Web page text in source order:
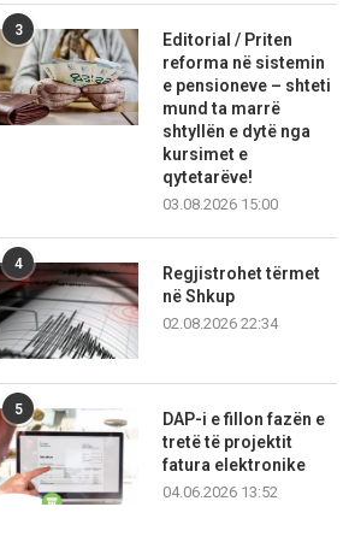
3
Editorial / Priten
reforma në sistemin
e pensioneve – shteti
mund ta marrë
shtyllën e dytë nga
kursimet e
qytetarëve!
03.08.2026 15:00
4
Regjistrohet tërmet
në Shkup
02.08.2026 22:34
5
DAP-i e fillon fazën e
tretë të projektit
fatura elektronike
04.06.2026 13:52